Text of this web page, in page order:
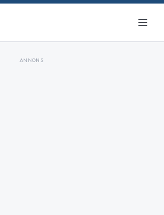
ANNONS